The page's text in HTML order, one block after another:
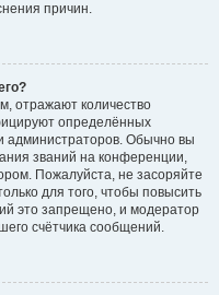
причин.
отражают количество
определённых
администраторов. Обычно вы
званий на конференции,
Пожалуйста, не засоряйте
для того, чтобы повысить
это запрещено, и модератор
счётчика сообщений.